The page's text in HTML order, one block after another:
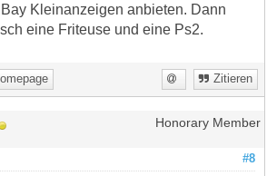
Kleinanzeigen anbieten. Dann
eine Friteuse und eine Ps2.
Zitieren
Honorary Member
#8